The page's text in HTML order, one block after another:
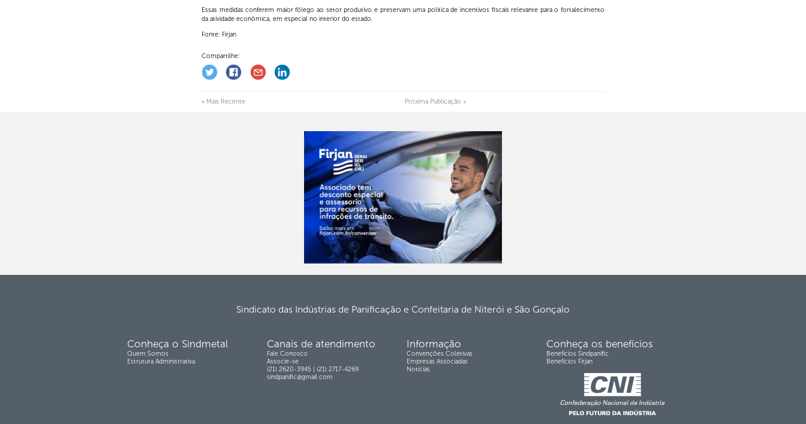
Essas medidas conferem maior fôlego ao setor produtivo e preservam uma política de incentivos fiscais relevante para o fortalecimento
da atividade econômica, em especial no interior do estado.
Fonte: Firjan
Compartilhe:
« Mais Recente Próxima Publicação »
Sindicato das Indústrias de Panificação e Confeitaria de Niterói e São Gonçalo
Conheça o Sindmetal
Quem Somos
Estrutura Administrativa
Canais de atendimento
Fale Conosco
Associe-se
(21) 2620-3945 | (21) 2717-4269
sindpanific@gmail.com
Informação
Convenções Coletivas
Empresas Associadas
Notícias
Conheça os benefícios
Benefícios Sindpanific
Benefícios Firjan